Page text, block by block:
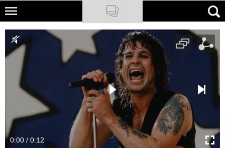
Skip
main
content
NATIONAL GEOGRAPHIC
TRAVELER
PODCASTY
Newsletter
Cuda Polski
0:00 / 0:12